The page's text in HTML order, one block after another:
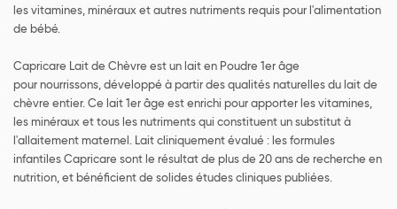
les vitamines, minéraux et autres nutriments requis pour l'alimentation
de bébé.
Capricare Lait de Chèvre est un lait en Poudre 1er âge
pour nourrissons, développé à partir des qualités naturelles du lait de
chèvre entier. Ce lait 1er âge est enrichi pour apporter les vitamines,
les minéraux et tous les nutriments qui constituent un substitut à
l'allaitement maternel. Lait cliniquement évalué : les formules
infantiles Capricare sont le résultat de plus de 20 ans de recherche en
nutrition, et bénéficient de solides études cliniques publiées.